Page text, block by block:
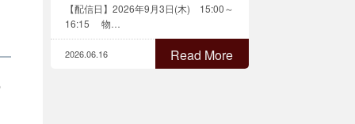
【配信日】2026年9月3日(木) 15:00～
16:15 物…
Read More
2026.06.16